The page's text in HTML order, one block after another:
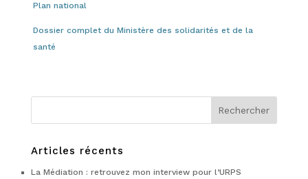
Plan national
Dossier complet du Ministère des solidarités et de la
santé
Articles récents
La Médiation : retrouvez mon interview pour l’URPS